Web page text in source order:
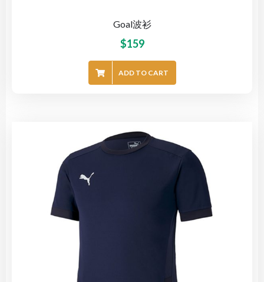
Goal波衫
$159
ADD TO CART